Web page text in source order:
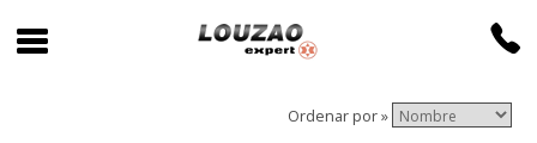
Ordenar por »